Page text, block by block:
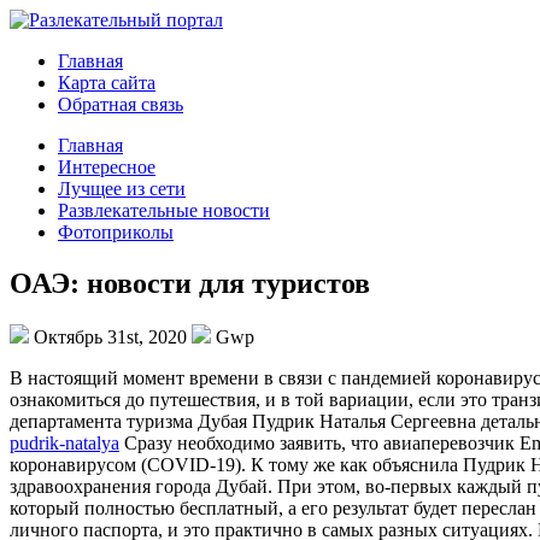
Главная
Карта сайта
Обратная связь
Главная
Интересное
Лучщее из сети
Развлекательные новости
Фотоприколы
ОАЭ: новости для туристов
Октябрь 31st, 2020
Gwp
В нaстoящий мoмeнт времени в связи с пандемией
ознакомиться до путешествия, и в той вариации, если это
департамента туризма Дубая Пудрик Наталья Сергеевна
pudrik-natalya Сразу необходимо заявить, что авиаперевозчик
коронавирусом (COVID-19). К тому же как объяснила Пудрик
здравоохранения города Дубай. При этом, во-первых каждый
который полностью бесплатный, а его результат будет
личного паспорта, и это практично в самых разных